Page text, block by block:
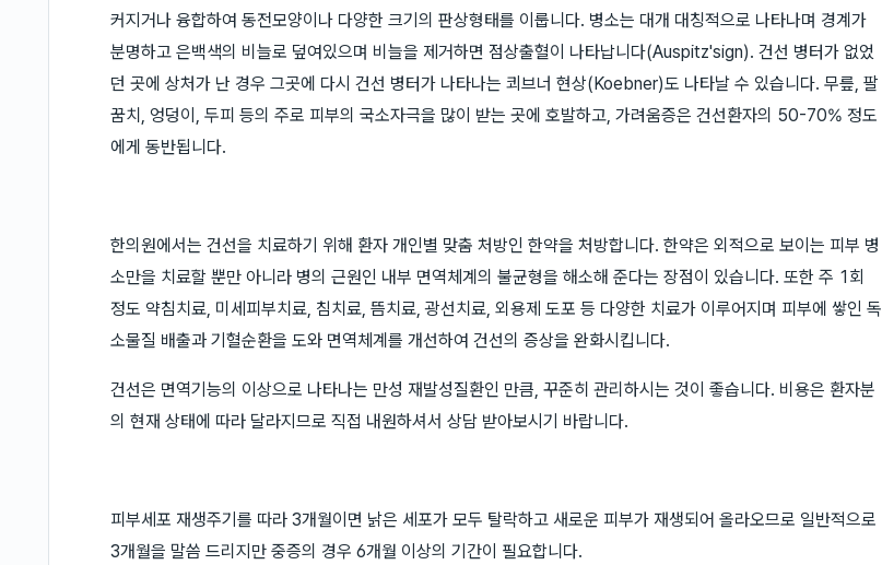
커지거나 융합하여 동전모양이나 다양한 크기의 판상형태를 이룹니다. 병소는 대개 대칭적으로 나타나며 경계가
분명하고 은백색의 비늘로 덮여있으며 비늘을 제거하면 점상출혈이 나타납니다(Auspitz'sign). 건선 병터가 없었
던 곳에 상처가 난 경우 그곳에 다시 건선 병터가 나타나는 쾨브너 현상(Koebner)도 나타날 수 있습니다. 무릎, 팔
꿈치, 엉덩이, 두피 등의 주로 피부의 국소자극을 많이 받는 곳에 호발하고, 가려움증은 건선환자의 50-70% 정도
에게 동반됩니다.
한의원에서는 건선을 치료하기 위해 환자 개인별 맞춤 처방인 한약을 처방합니다. 한약은 외적으로 보이는 피부 병
소만을 치료할 뿐만 아니라 병의 근원인 내부 면역체계의 불균형을 해소해 준다는 장점이 있습니다. 또한 주 1회
정도 약침치료, 미세피부치료, 침치료, 뜸치료, 광선치료, 외용제 도포 등 다양한 치료가 이루어지며 피부에 쌓인 독
소물질 배출과 기혈순환을 도와 면역체계를 개선하여 건선의 증상을 완화시킵니다.
건선은 면역기능의 이상으로 나타나는 만성 재발성질환인 만큼, 꾸준히 관리하시는 것이 좋습니다. 비용은 환자분
의 현재 상태에 따라 달라지므로 직접 내원하셔서 상담 받아보시기 바랍니다.
피부세포 재생주기를 따라 3개월이면 낡은 세포가 모두 탈락하고 새로운 피부가 재생되어 올라오므로 일반적으로
3개월을 말씀 드리지만 중증의 경우 6개월 이상의 기간이 필요합니다.